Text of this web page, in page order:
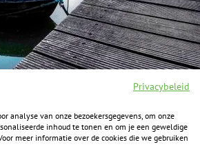
P
i
n
Privacybeleid
analyse van onze bezoekersgegevens, om onze
inhoud te tonen en om je een geweldige
meer informatie over de cookies die we gebruiken